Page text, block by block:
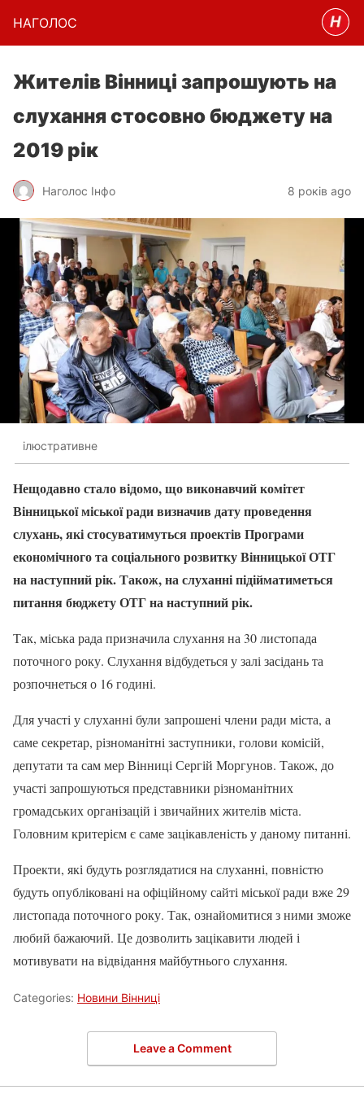
НАГОЛОC
Жителів Вінниці запрошують на
слухання стосовно бюджету на
2019 рік
Наголос Інфо 8 років ago
ілюстративне
Нещодавно стало відомо, що виконавчий комітет
Вінницької міської ради визначив дату проведення
слухань, які стосуватимуться проектів Програми
економічного та соціального розвитку Вінницької ОТГ
на наступний рік. Також, на слуханні підійматиметься
питання бюджету ОТГ на наступний рік.
Так, міська рада призначила слухання на 30 листопада
поточного року. Слухання відбудеться у залі засідань та
розпочнеться о 16 годині.
Для участі у слуханні були запрошені члени ради міста, а
саме секретар, різноманітні заступники, голови комісій,
депутати та сам мер Вінниці Сергій Моргунов. Також, до
участі запрошуються представники різноманітних
громадських організацій і звичайних жителів міста.
Головним критерієм є саме зацікавленість у даному питанні.
Проекти, які будуть розглядатися на слуханні, повністю
будуть опубліковані на офіційному сайті міської ради вже 29
листопада поточного року. Так, ознайомитися з ними зможе
любий бажаючий. Це дозволить зацікавити людей і
мотивувати на відвідання майбутнього слухання.
Categories: Новини Вінниці
Leave a Comment